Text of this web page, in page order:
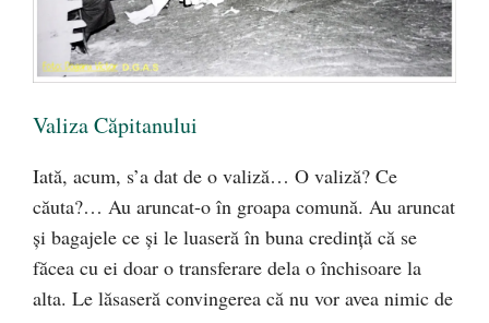
Valiza Căpitanului
Iată, acum, s’a dat de o valiză… O valiză? Ce
căuta?… Au aruncat-o în groapa comună. Au aruncat
şi bagajele ce şi le luaseră în buna credinţă că se
făcea cu ei doar o transferare dela o închisoare la
alta. Le lăsaseră convingerea că nu vor avea nimic de